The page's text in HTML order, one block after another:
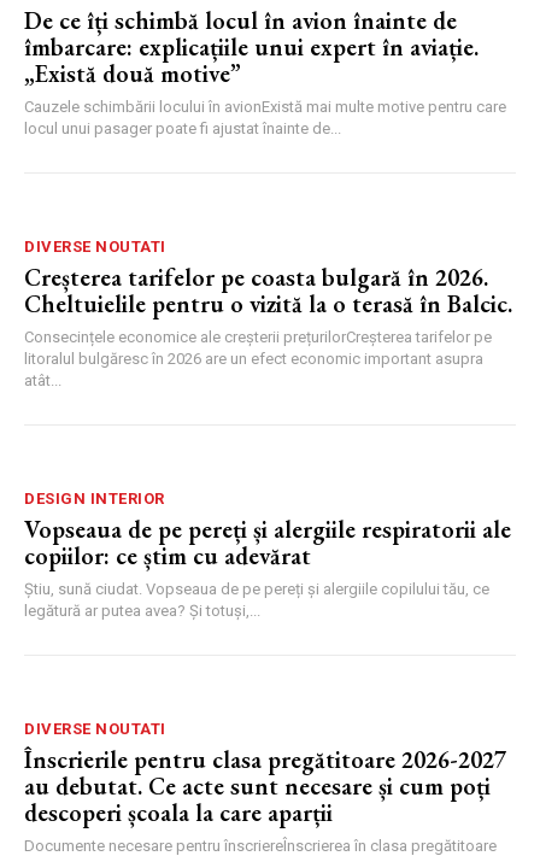
De ce îți schimbă locul în avion înainte de
îmbarcare: explicațiile unui expert în aviație.
„Există două motive”
Cauzele schimbării locului în avionExistă mai multe motive pentru care
locul unui pasager poate fi ajustat înainte de...
DIVERSE NOUTATI
Creșterea tarifelor pe coasta bulgară în 2026.
Cheltuielile pentru o vizită la o terasă în Balcic.
Consecințele economice ale creșterii prețurilorCreșterea tarifelor pe
litoralul bulgăresc în 2026 are un efect economic important asupra
atât...
DESIGN INTERIOR
Vopseaua de pe pereți și alergiile respiratorii ale
copiilor: ce știm cu adevărat
Știu, sună ciudat. Vopseaua de pe pereți și alergiile copilului tău, ce
legătură ar putea avea? Și totuși,...
DIVERSE NOUTATI
Înscrierile pentru clasa pregătitoare 2026-2027
au debutat. Ce acte sunt necesare și cum poți
descoperi școala la care aparții
Documente necesare pentru înscriereÎnscrierea în clasa pregătitoare